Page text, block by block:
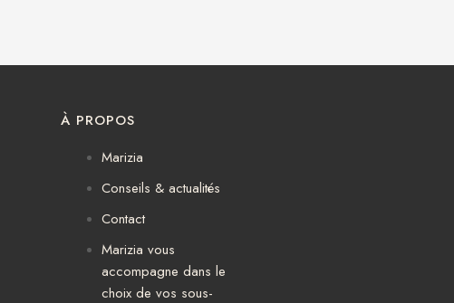
À PROPOS
Marizia
Conseils & actualités
Contact
Marizia vous
accompagne dans le
choix de vos sous-